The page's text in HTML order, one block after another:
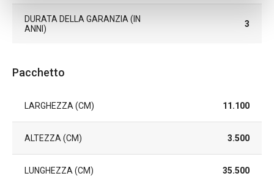
DURATA DELLA GARANZIA (IN
ANNI)
3
Pacchetto
LARGHEZZA (CM) 11.100
ALTEZZA (CM) 3.500
LUNGHEZZA (CM) 35.500